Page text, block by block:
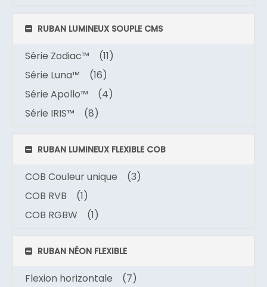
RUBAN LUMINEUX SOUPLE CMS
Série Zodiac™
(11)
Série Luna™
(16)
Série Apollo™
(4)
Série IRIS™
(8)
RUBAN LUMINEUX FLEXIBLE COB
COB Couleur unique
(3)
COB RVB
(1)
COB RGBW
(1)
RUBAN NÉON FLEXIBLE
Flexion horizontale
(7)